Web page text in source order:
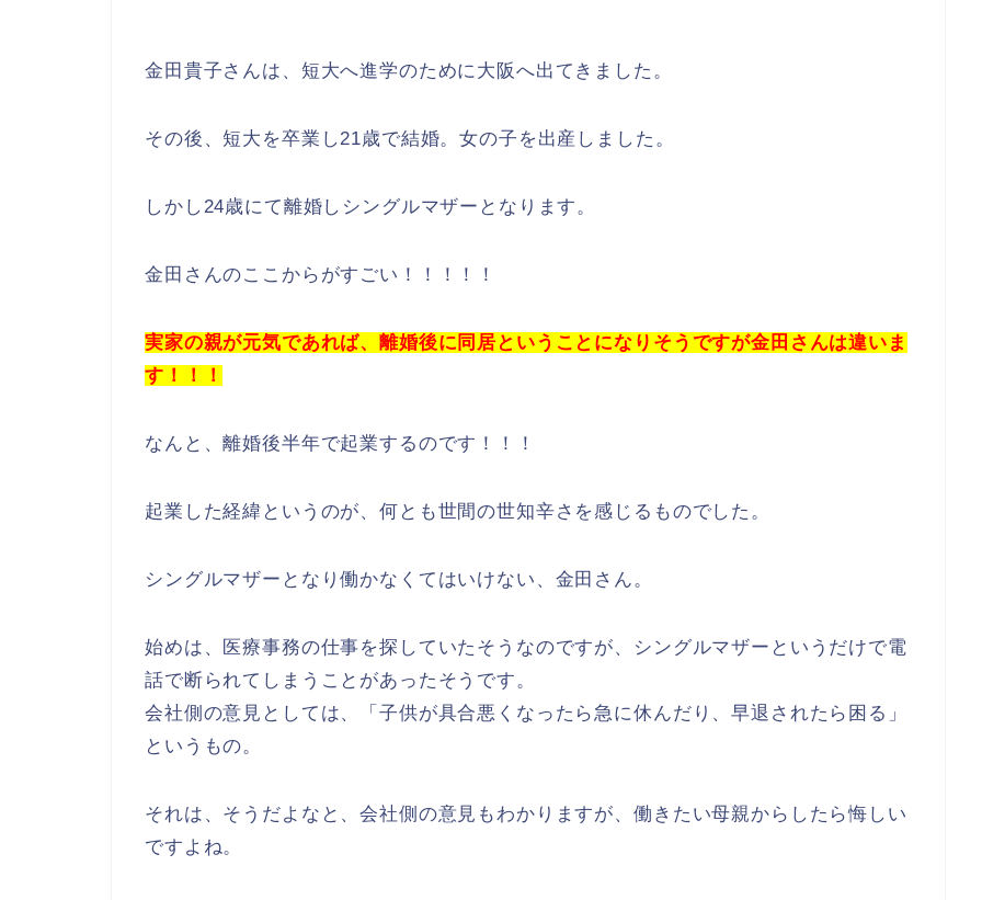
金田貴子さんは、短大へ進学のために大阪へ出てきました。
その後、短大を卒業し21歳で結婚。女の子を出産しました。
しかし24歳にて離婚しシングルマザーとなります。
金田さんのここからがすごい！！！！！
実家の親が元気であれば、離婚後に同居ということになりそうですが金田さんは違いま
す！！！
なんと、離婚後半年で起業するのです！！！
起業した経緯というのが、何とも世間の世知辛さを感じるものでした。
シングルマザーとなり働かなくてはいけない、金田さん。
始めは、医療事務の仕事を探していたそうなのですが、シングルマザーというだけで電
話で断られてしまうことがあったそうです。
会社側の意見としては、「子供が具合悪くなったら急に休んだり、早退されたら困る」
というもの。
それは、そうだよなと、会社側の意見もわかりますが、働きたい母親からしたら悔しい
ですよね。